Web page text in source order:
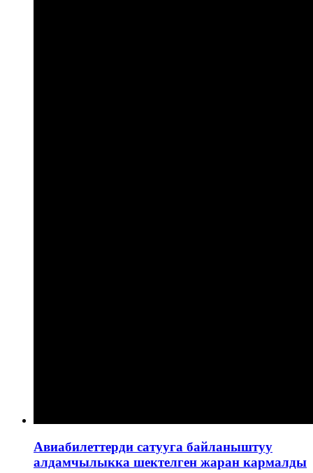
Авиабилеттерди сатууга байланыштуу
алдамчылыкка шектелген жаран кармалды